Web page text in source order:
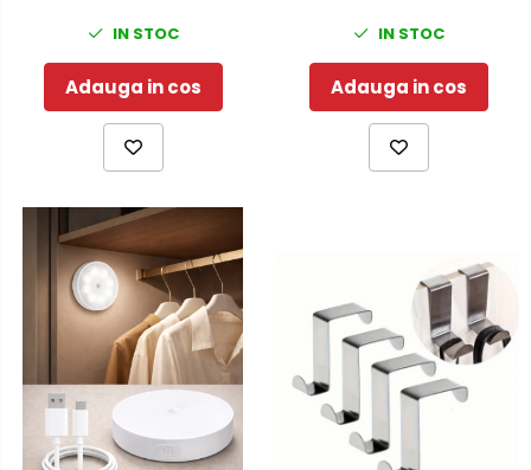
IN STOC
Adauga in cos
IN STOC
Adauga in cos